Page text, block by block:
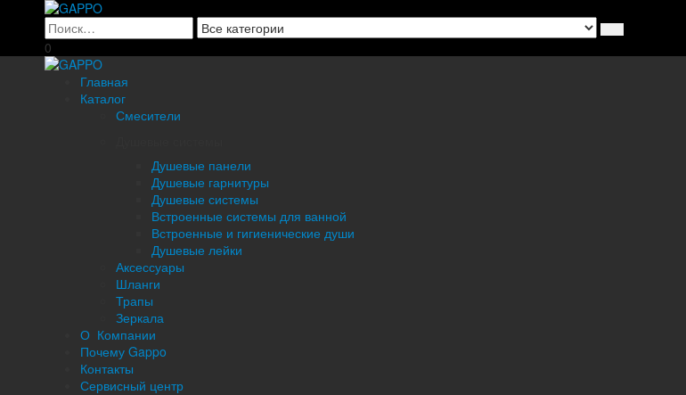
0
Главная
Каталог
Смесители
Душевые панели
Душевые гарнитуры
Душевые системы
Встроенные системы для ванной
Встроенные и гигиенические души
Душевые лейки
Аксессуары
Шланги
Трапы
Зеркала
О Компании
Почему Gappo
Контакты
Сервисный центр